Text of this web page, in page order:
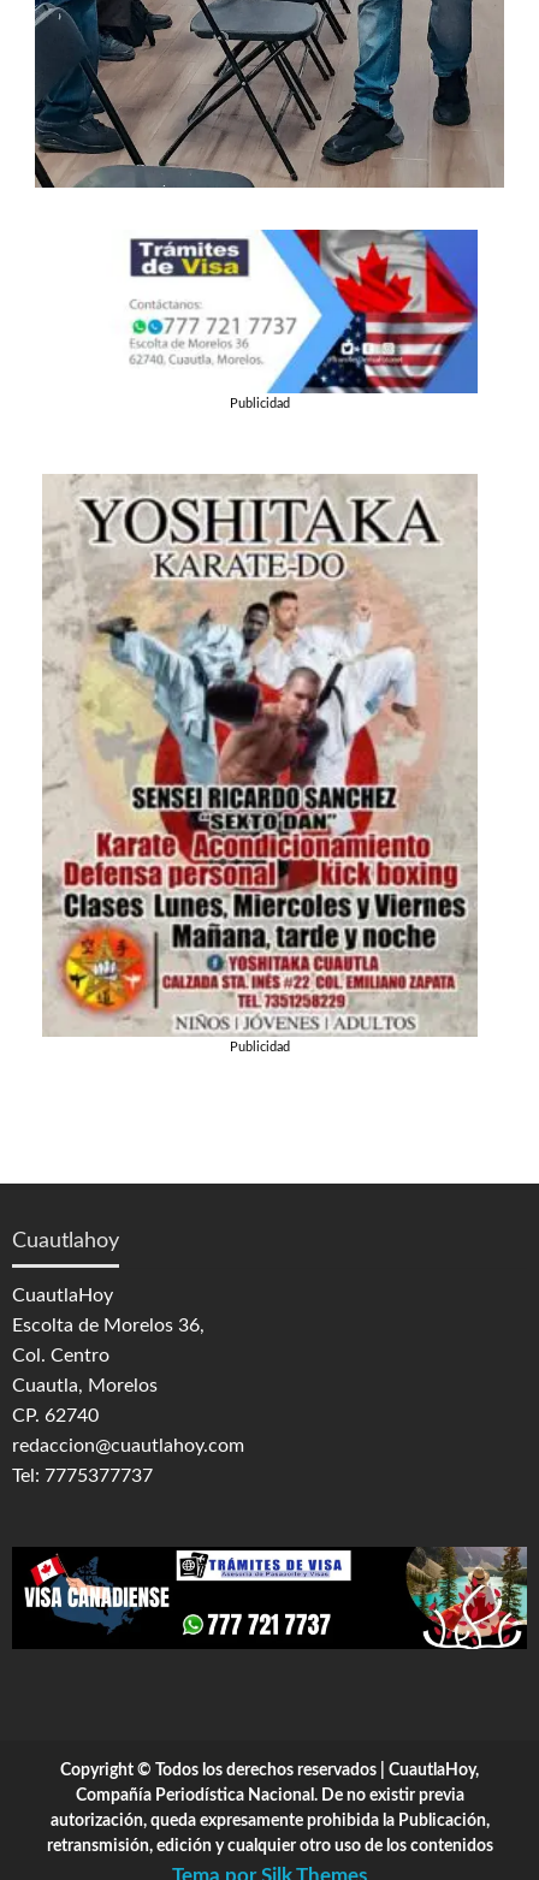
Publicidad
Publicidad
Cuautlahoy
CuautlaHoy
Escolta de Morelos 36,
Col. Centro
Cuautla, Morelos
CP. 62740
redaccion@cuautlahoy.com
Tel: 7775377737
Copyright © Todos los derechos reservados | CuautlaHoy,
Compañía Periodística Nacional. De no existir previa
autorización, queda expresamente prohibida la Publicación,
retransmisión, edición y cualquier otro uso de los contenidos
Tema por Silk Themes